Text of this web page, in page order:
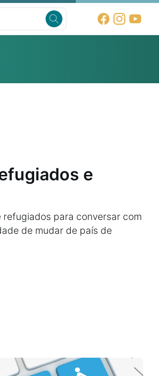
e
refugiados para conversar com
de mudar de país de